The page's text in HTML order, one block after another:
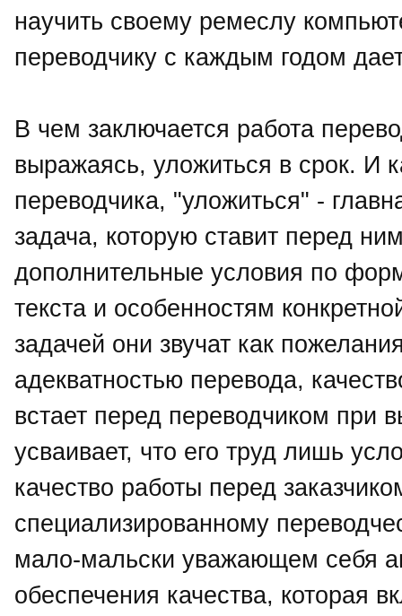
научить своему ремеслу
переводчику с каждым годом
В чем заключается работа
выражаясь, уложиться в срок. И
переводчика, "уложиться" -
задача, которую ставит перед
дополнительные условия по
текста и особенностям
задачей они звучат как
адекватностью перевода,
встает перед переводчиком
усваивает, что его труд лишь
качество работы перед
специализированному
мало-мальски уважающем себя
обеспечения качества, которая